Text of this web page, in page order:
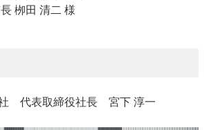
清二 様
社 代表取締役社長 宮下 淳一